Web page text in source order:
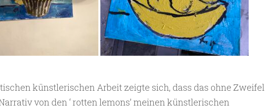
künstlerischen Arbeit zeigte sich, dass das ohne Zweifel
von den ‘ rotten lemons’ meinen künstlerischen